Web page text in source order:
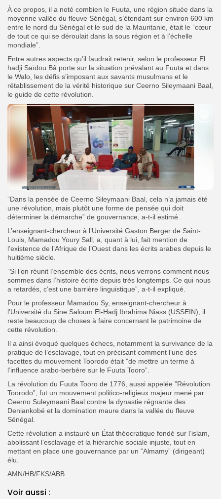
À ce propos, il a noté combien le Fuuta, une région située dans la
moyenne vallée du fleuve Sénégal , s’étendant sur environ 600 km
entre le nord du Sénégal et le sud de la Mauritanie, était le ”cœur
de tout ce qui se déroulait dans la sous région et à l’échelle
mondiale”.
Entre autres aspects qu’il faudrait retenir, selon le professeur El
hadji Saïdou Bâ porte sur la situation prévalant au Fuuta et dans
le Walo, les défis s’imposant aux savants musulmans et le
rétablissement de la vérité historique sur Ceerno Sileymaani Baal,
le guide de cette révolution.
”Dans la pensée de Ceerno Sileymaani Baal, cela n’a jamais été
une révolution, mais plutôt une forme de pensée qui doit
déterminer la démarche” de gouvernance, a-t-il estimé.
L’enseignant-chercheur à l’Université Gaston Berger de Saint-
Louis, Mamadou Youry Sall, a, quant à lui, fait mention de
l’existence de l’Afrique de l’Ouest dans les écrits arabes depuis le
huitième siècle.
”Si l’on réunit l’ensemble des écrits, nous verrons comment nous
sommes dans l’histoire écrite depuis très longtemps. Ce qui nous
a retardés, c’est une barrière linguistique”, a-t-il expliqué.
Pour le professeur Mamadou Sy, enseignant-chercheur à
l’Université du Sine Saloum El-Hadj Ibrahima Niass (USSEIN), il
reste beaucoup de choses à faire concernant le patrimoine de
cette révolution.
Il a ainsi évoqué quelques échecs, notamment la survivance de la
pratique de l’esclavage, tout en précisant comment l’une des
facettes du mouvement Toorodo était ”de mettre un terme à
l’influence arabo-berbère sur le Fuuta Tooro”.
La révolution du Fuuta Tooro de 1776, aussi appelée ”Révolution
Toorodo”, fut un mouvement politico-religieux majeur mené par
Ceerno Suleymaani Baal contre la dynastie régnante des
Deniankobé et la domination maure dans la vallée du fleuve
Sénégal.
Cette révolution a instauré un État théocratique fondé sur l’islam,
abolissant l’esclavage et la hiérarchie sociale injuste, tout en
mettant en place une gouvernance par un ”Almamy” (dirigeant)
élu.
AMN/HB/FKS/ABB
Voir aussi :